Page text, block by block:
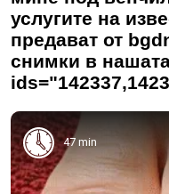
услугите на
предават от
снимки в
47 min